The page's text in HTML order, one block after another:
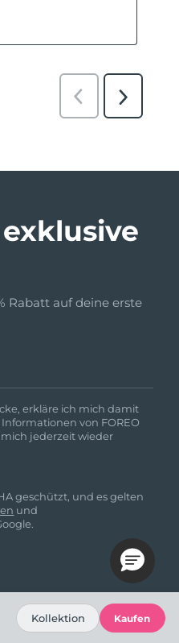
Rabatt auf deine erste
erkläre ich mich damit
von FOREO
jederzeit wieder
geschützt, und es gelten
und
Kollektion Kaufen